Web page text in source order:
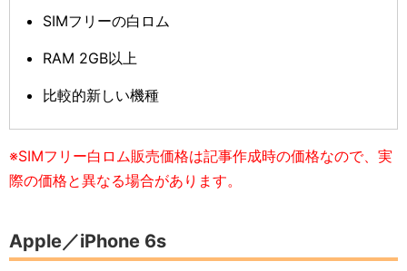
SIMフリーの白ロム
RAM 2GB以上
比較的新しい機種
※SIMフリー白ロム販売価格は記事作成時の価格なので、実
際の価格と異なる場合があります。
Apple／iPhone 6s